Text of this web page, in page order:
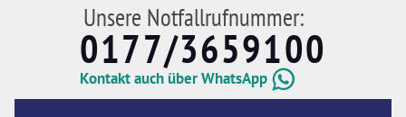
Unsere Notfallrufnummer:
0177/3659100
Kontakt auch über WhatsApp